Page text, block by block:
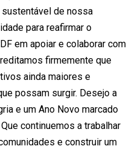
de nossa
para reafirmar o
em apoiar e colaborar com
firmemente que
ainda maiores e
possam surgir. Desejo a
e um Ano Novo marcado
continuemos a trabalhar
e construir um